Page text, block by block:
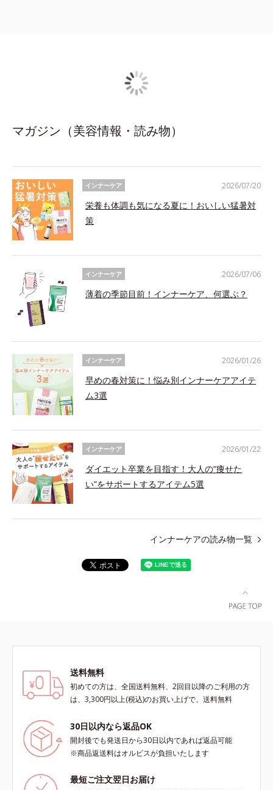
マガジン（美容情報・読み物）
インナーケア
栄養も体調も気になる夏に！おいしい猛暑対
策
2026/07/20
インナーケア
薄着の季節目前！インナーケア、何選ぶ？
2026/07/06
インナーケア
早めの春対策に！悩み別インナーケアアイテ
ム3選
2026/01/26
インナーケア
ダイエット卒業を目指す！大人の“痩せた
い”をサポートするアイテム5選
2026/01/22
インナーケアの読み物一覧
送料無料
初めての方は、全国送料無料、2回目以降のご利用の方
は、3,300円以上(税込)のお買い上げで、送料無料
30日以内なら返品OK
開封後でも発送日から30日以内であれば返品可能
※商品返送料はオルビスが負担いたします
最短ご注文翌日お届け